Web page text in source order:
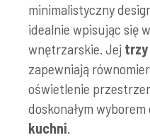
minimalistyczny
idealnie wpisując się
wnętrzarskie. Jej
zapewniają
oświetlenie
doskonałym wyborem
kuchni.